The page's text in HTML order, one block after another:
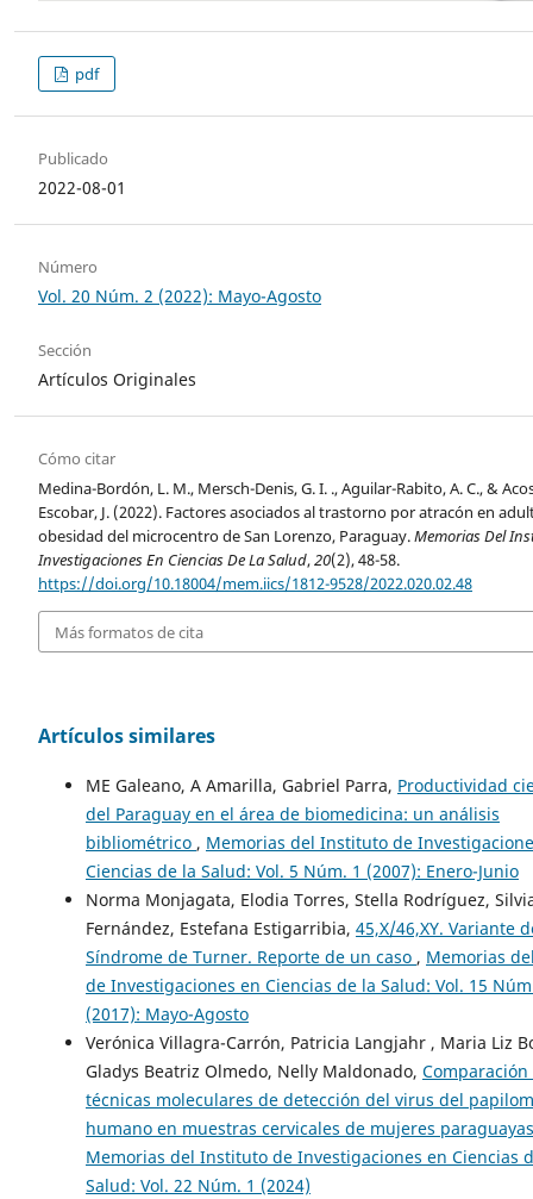
pdf
Publicado
2022-08-01
Número
Vol. 20 Núm. 2 (2022): Mayo-Agosto
Sección
Artículos Originales
Cómo citar
Medina-Bordón, L. M., Mersch-Denis, G. I. ., Aguilar-Rabito, A. C., &
Escobar, J. (2022). Factores asociados al trastorno por atracón en
obesidad del microcentro de San Lorenzo, Paraguay.Memorias Del
Investigaciones En Ciencias De La Salud,20(2), 48-58.
https://doi.org/10.18004/mem.iics/1812-9528/2022.020.02.48
Más formatos de cita
Artículos similares
ME Galeano, A Amarilla, Gabriel Parra, Productividad
del Paraguay en el área de biomedicina: un análisis
bibliométrico , Memorias del Instituto de
Ciencias de la Salud: Vol. 5 Núm. 1 (2007): Enero-Junio
Norma Monjagata, Elodia Torres, Stella Rodríguez,
Fernández, Estefana Estigarribia, 45,X/46,XY. Variante
Síndrome de Turner. Reporte de un caso , Memorias
de Investigaciones en Ciencias de la Salud: Vol. 15
(2017): Mayo-Agosto
Verónica Villagra-Carrón, Patricia Langjahr , Maria Liz
Gladys Beatriz Olmedo, Nelly Maldonado, Comparación
técnicas moleculares de detección del virus del
humano en muestras cervicales de mujeres
Memorias del Instituto de Investigaciones en Ciencias
Salud: Vol. 22 Núm. 1 (2024)